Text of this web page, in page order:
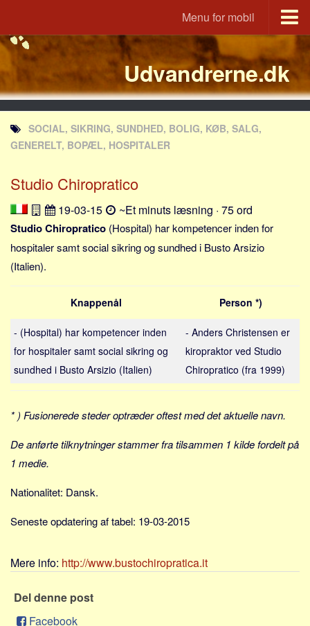
Menu for mobil
Portal
Udvandrerne.dk
Utvandrerne.no
Utvandrarna.se
Tyskland.dk
Rusland.dk
JLKM.dk
Lande
Tyrkiet
Spanien
Sverige
Norge
Thailand
Italien
USA
Alle
Nøgleord
Bolig
Job
Investering
Forbrug
Udvandrerne.dk
SOCIAL, SIKRING, SUNDHED, BOLIG, KØB, SALG,
GENERELT, BOPÆL, HOSPITALER
Studio Chiropratico
19-03-15 ~Et minuts læsning · 75 ord
Studio Chiropratico (Hospital) har kompetencer inden for
hospitaler samt social sikring og sundhed i Busto Arsizio
(Italien).
Knappenål Person *)
- (Hospital) har kompetencer inden
for hospitaler samt social sikring og
sundhed i Busto Arsizio (Italien)
- Anders Christensen er
kiropraktor ved Studio
Chiropratico (fra 1999)
* ) Fusionerede steder optræder oftest med det aktuelle navn.
De anførte tilknytninger stammer fra tilsammen 1 kilde fordelt på
1 medie.
Nationalitet: Dansk.
Seneste opdatering af tabel: 19-03-2015
Mere info: http://www.bustochiropratica.it
Del denne post
Facebook